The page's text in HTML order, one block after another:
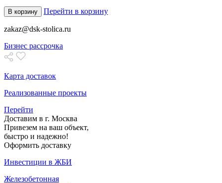
В корзину Перейти в корзину
zakaz@dsk-stolica.ru
Бизнес рассрочка
Карта доставок
Реализованные проекты
Перейти
Доставим в г. Москва
Привезем на ваш объект,
быстро и надежно!
Оформить доставку
Инвестиции в ЖБИ
Железобетонная